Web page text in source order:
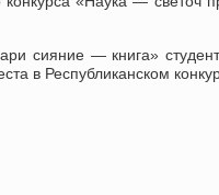
сияние — книга»
в Республиканском